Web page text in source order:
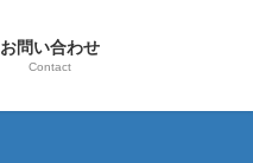
お問い合わせ
Contact